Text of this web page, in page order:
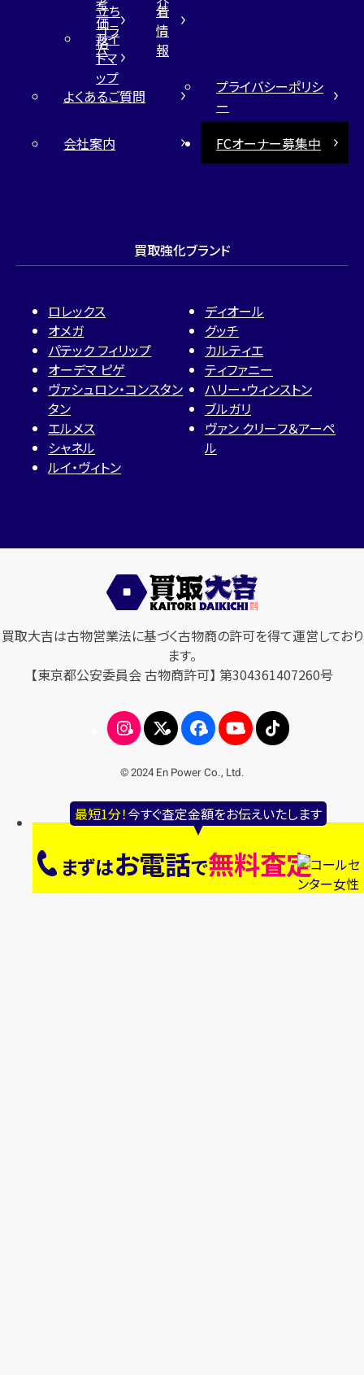
最短1分！今すぐ査定金額をお伝えいたします
まずはお電話で無料査定
価
格
立ち
コラ
ム
着
情
報
サイ
トマ
ップ
よくあるご質問
プライバシーポリシ
ー
会社案内
FCオーナー募集中
買取強化ブランド
ロレックス
オメガ
パテック フィリップ
オーデマ ピゲ
ヴァシュロン・コンスタン
タン
エルメス
シャネル
ルイ・ヴィトン
ディオール
グッチ
カルティエ
ティファニー
ハリー・ウィンストン
ブルガリ
ヴァン クリーフ＆アーペ
ル
買取大吉は古物営業法に基づく古物商の許可を得て運営しており
ます。
【東京都公安委員会 古物商許可】 第304361407260号
© 2024 En Power Co., Ltd.